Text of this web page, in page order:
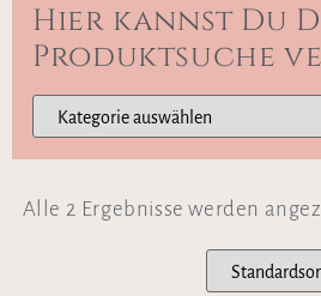
Hier kannst Du
Produktsuche
Alle 2 Ergebnisse werden